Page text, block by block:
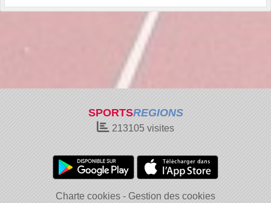
SPORTSREGIONS
213105 visites
Charte cookies
Gestion des cookies